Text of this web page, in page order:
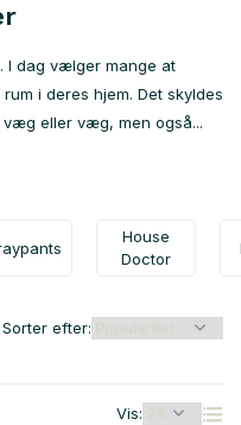
I dag vælger mange at
i deres hjem. Det skyldes
eller væg, men også...
House
Doctor
Vis:
Sorter efter: